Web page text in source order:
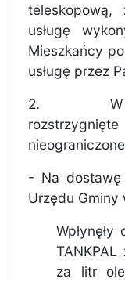
usługę
Mieszkańcy
usługę przez
2.
- Na dostawę
Urzędu Gminy
za litr